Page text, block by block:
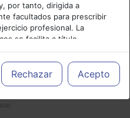
Cancelar
por tanto, dirigida a
facultados para prescribir
profesional. La
se facilita a título
de los
medicamentos y decidir, en
más adecuado a las
Rechazar Acepto